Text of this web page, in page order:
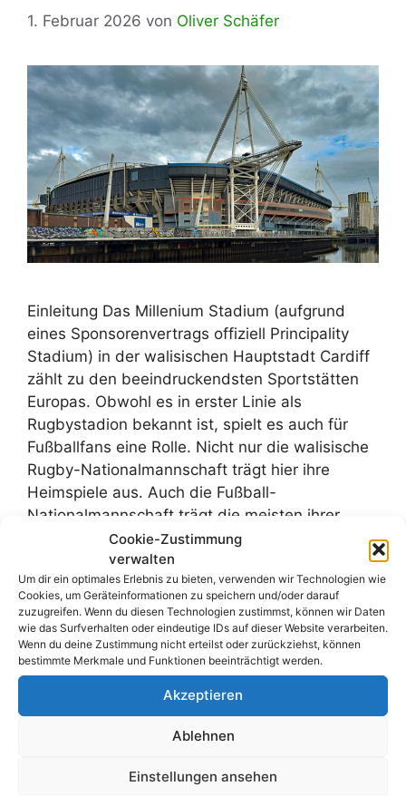
Cookie-Zustimmung
verwalten
Um dir ein optimales Erlebnis zu bieten, verwenden wir Technologien wie
Cookies, um Geräteinformationen zu speichern und/oder darauf
zuzugreifen. Wenn du diesen Technologien zustimmst, können wir Daten
wie das Surfverhalten oder eindeutige IDs auf dieser Website verarbeiten.
Wenn du deine Zustimmung nicht erteilst oder zurückziehst, können
bestimmte Merkmale und Funktionen beeinträchtigt werden.
Akzeptieren
Ablehnen
Einstellungen ansehen
1. Februar 2026 von Oliver Schäfer
Einleitung Das Millenium Stadium (aufgrund
eines Sponsorenvertrags offiziell Principality
Stadium) in der walisischen Hauptstadt Cardiff
zählt zu den beeindruckendsten Sportstätten
Europas. Obwohl es in erster Linie als
Rugbystadion bekannt ist, spielt es auch für
Fußballfans eine Rolle. Nicht nur die walisische
Rugby-Nationalmannschaft trägt hier ihre
Heimspiele aus. Auch die Fußball-
Nationalmannschaft trägt die meisten ihrer
Weiterlesen
Kategorien
Allgemein,Blog
Schlagwörter
Millennium Stadium,Principality Stadium,
Stadion,Wales
Kommentar hinterlassen
Wir haben umgebaut! Eine Liste mit all